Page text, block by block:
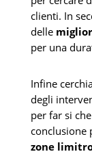
clienti. In
delle
per una
Infine
degli
per far si
conclusione
zone